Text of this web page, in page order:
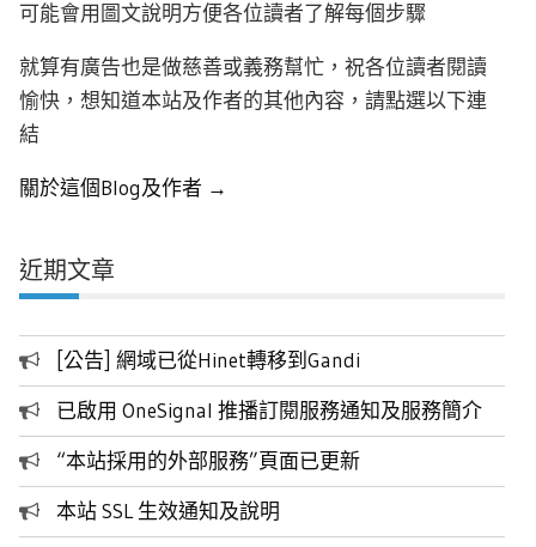
可能會用圖文說明方便各位讀者了解每個步驟
就算有廣告也是做慈善或義務幫忙，祝各位讀者閱讀
愉快，想知道本站及作者的其他內容，請點選以下連
結
關於這個Blog及作者 →
近期文章
[公告] 網域已從Hinet轉移到Gandi
已啟用 OneSignal 推播訂閱服務通知及服務簡介
“本站採用的外部服務”頁面已更新
本站 SSL 生效通知及說明